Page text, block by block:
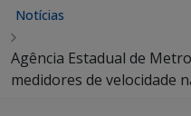
Notícias
Agência Estadual de
medidores de velocidade